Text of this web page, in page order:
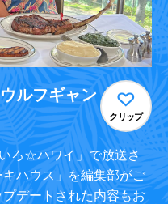
ルフギャン
クリップ
ろ☆ハワイ」で放送さ
ハウス」を編集部がご
デートされた内容もお